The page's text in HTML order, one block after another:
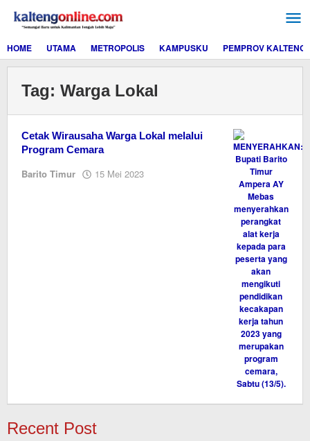
konten
HOME
UTAMA METROPOLIS KAMPUSKU PEMPROV KALTENG
Tag: Warga Lokal
Cetak Wirausaha Warga Lokal melalui
Program Cemara
Barito Timur 15 Mei 2023
Recent Post